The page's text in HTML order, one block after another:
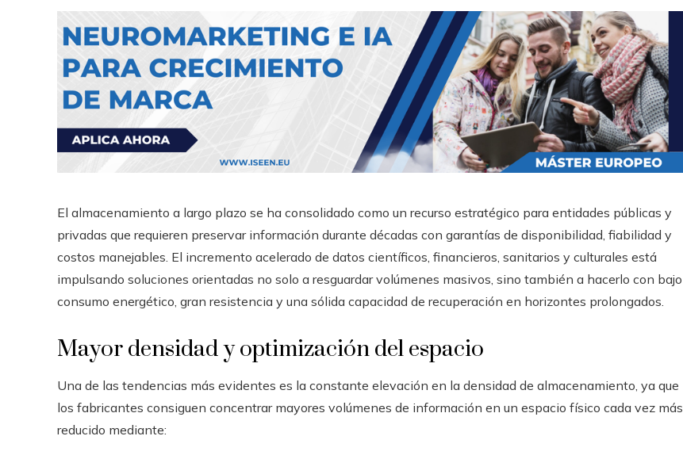
El almacenamiento a largo plazo se ha consolidado como un recurso estratégico para entidades públicas y
privadas que requieren preservar información durante décadas con garantías de disponibilidad, fiabilidad y
costos manejables. El incremento acelerado de datos científicos, financieros, sanitarios y culturales está
impulsando soluciones orientadas no solo a resguardar volúmenes masivos, sino también a hacerlo con bajo
consumo energético, gran resistencia y una sólida capacidad de recuperación en horizontes prolongados.
Mayor densidad y optimización del espacio
Una de las tendencias más evidentes es la constante elevación en la densidad de almacenamiento, ya que
los fabricantes consiguen concentrar mayores volúmenes de información en un espacio físico cada vez más
reducido mediante: